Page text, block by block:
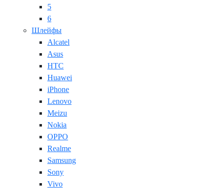
5
6
Шлейфы
Alcatel
Asus
HTC
Huawei
iPhone
Lenovo
Meizu
Nokia
OPPO
Realme
Samsung
Sony
Vivo